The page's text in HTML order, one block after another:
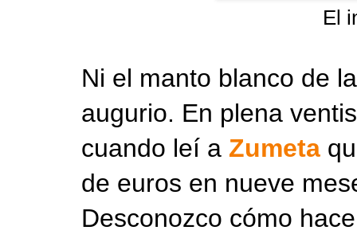
El
Ni el manto blanco de
augurio. En plena
cuando leí a Zumeta
de euros en nueve
Desconozco cómo